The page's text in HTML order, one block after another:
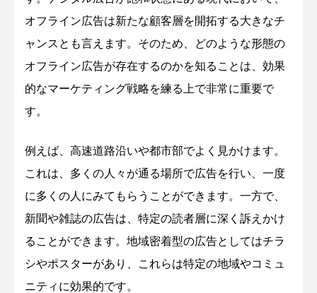
オフライン広告は新たな顧客層を開拓する大きなチ
ャンスとも言えます。そのため、どのような形態の
オフライン広告が存在するのかを知ることは、効果
的なマーケティング戦略を練る上で非常に重要で
す。
例えば、高速道路沿いや都市部でよく見かけます。
これは、多くの人々が通る場所で広告を行い、一度
に多くの人にみてもらうことができます。一方で、
新聞や雑誌の広告は、特定の読者層に深く訴えかけ
ることができます。地域密着型の広告としてはチラ
シやポスターがあり、これらは特定の地域やコミュ
ニティに効果的です。